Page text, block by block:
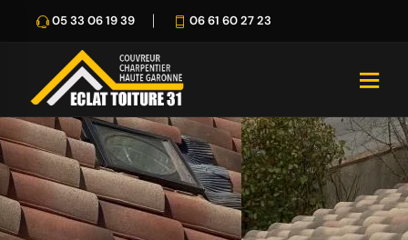
05 33 06 19 39 06 61 60 27 23